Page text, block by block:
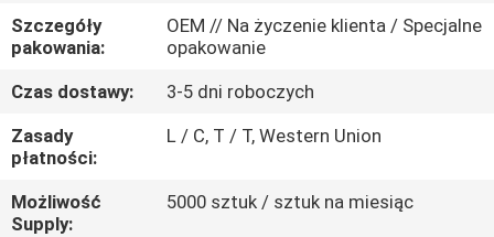
JAKOŚCI
SITEMAP
PRIVACY
POLICY
Szczegóły
pakowania:
OEM // Na życzenie klienta / Specjalne
opakowanie
Czas dostawy:
3-5 dni roboczych
Zasady
płatności:
L / C, T / T, Western Union
Możliwość
Supply:
5000 sztuk / sztuk na miesiąc